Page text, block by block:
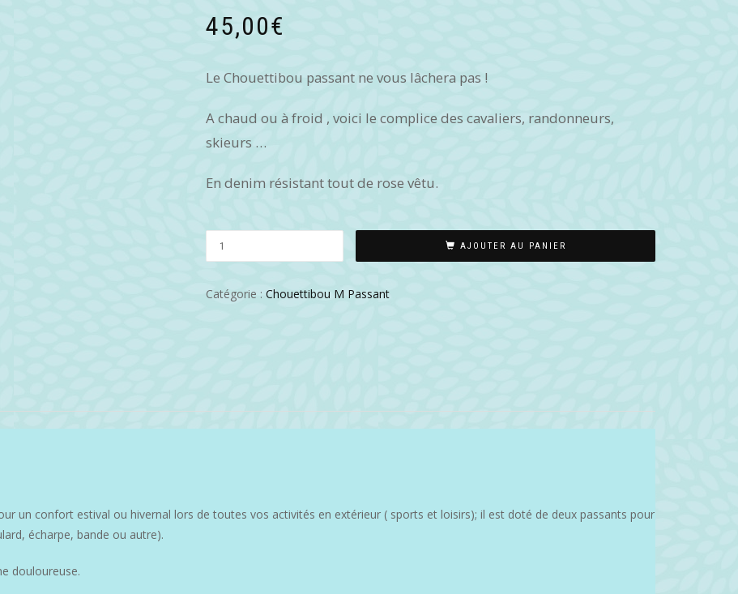
45,00€
Le Chouettibou passant ne vous lâchera pas !
A chaud ou à froid , voici le complice des cavaliers, randonneurs,
skieurs …
En denim résistant tout de rose vêtu.
AJOUTER AU PANIER
Catégorie : Chouettibou M Passant
un confort estival ou hivernal lors de toutes vos activités en extérieur ( sports et loisirs); il est doté de deux passants pour
écharpe, bande ou autre).
douloureuse.